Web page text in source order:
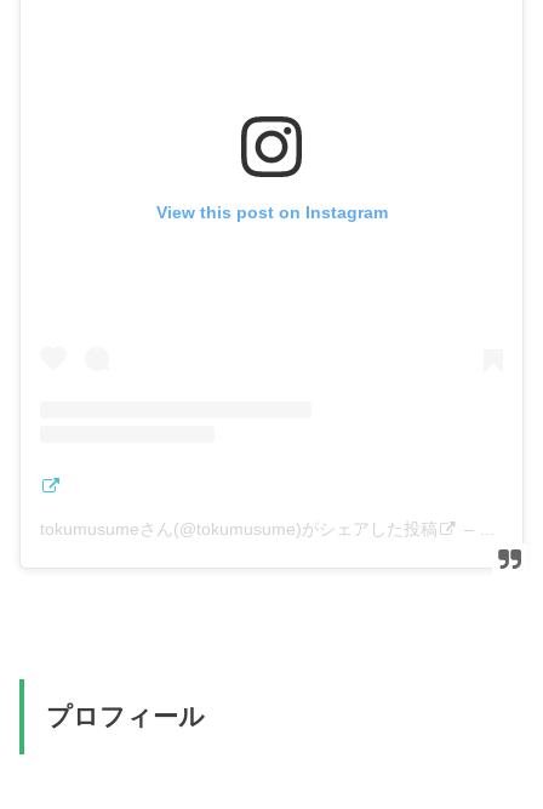
View this post on Instagram
tokumusumeさん(@tokumusume)がシェアした投稿 –
プロフィール